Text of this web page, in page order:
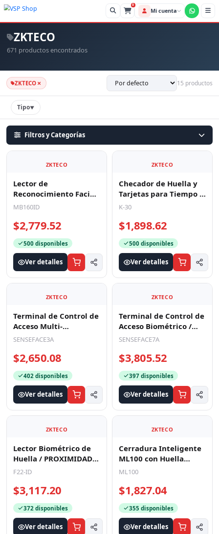
Mi
ZKTECO
671 productos encontrados
ZKTECO × 15 productos
Tipo▼
Filtros y Categorías
ZKTECO
Lector de
Reconocimiento Facial,
Tarjeta y Huella Digital
MB160ID
$2,779.52
500 disponibles
Ver detalles
ZKTECO
Checador de Huella y
Tarjetas para Tiempo y
Asistencia con Batería
K-30
$1,898.62
500 disponibles
Ver detalles
ZKTECO
Terminal de Control de
Acceso Multi-
Biométrico con
Video / T
SENSEFACE3A
$2,650.08
402 disponibles
Ver detalles
ZKTECO
Terminal de Control de
Acceso Biométrico /
Autenticación Facial
SENSEFACE7A
$3,805.52
397 disponibles
Ver detalles
ZKTECO
Lector Biométrico de
Huella / PROXIMIDAD /
3000 Huellas / 5,000
F22-ID
$3,117.20
372 disponibles
Ver detalles
ZKTECO
Cerradura Inteligente
ML100 con Huella
Digital y Wi-Fi /
S
ML100
$1,827.04
355 disponibles
Ver detalles